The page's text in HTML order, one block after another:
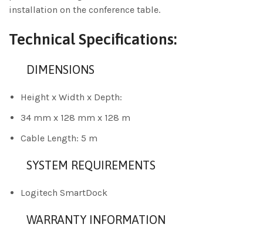
installation on the conference table.
Technical Specifications:
DIMENSIONS
Height x Width x Depth:
34 mm x 128 mm x 128 m
Cable Length: 5 m
SYSTEM REQUIREMENTS
Logitech SmartDock
WARRANTY INFORMATION